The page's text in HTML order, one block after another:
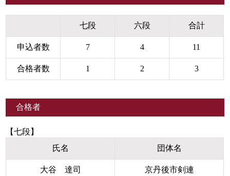
七段 六段 合計
申込者数 7 4 11
合格者数 1 2 3
合格者
【七段】
氏名
団体名
大谷 達司 京丹後市剣連